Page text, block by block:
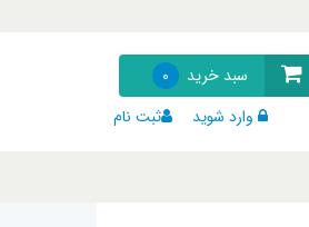
سبد خرید
0
وارد شوید
ثبت نام